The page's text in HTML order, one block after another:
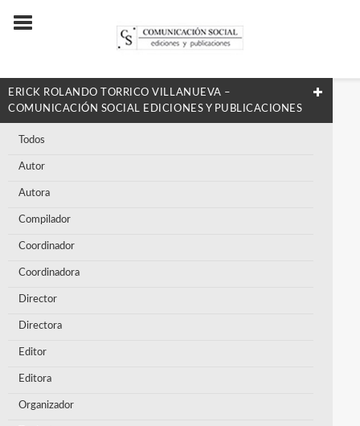
ERICK ROLANDO TORRICO VILLANUEVA –
COMUNICACIÓN SOCIAL EDICIONES Y PUBLICACIONES
Todos
Autor
Autora
Compilador
Coordinador
Coordinadora
Director
Directora
Editor
Editora
Organizador